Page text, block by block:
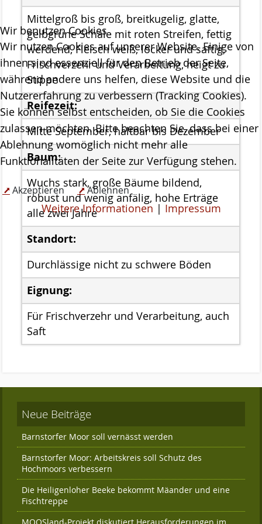
Projekte
ab 2023 MOOSland
ab 2022 PALUDIfarming
ab 2018 NRSP-CANAPE
ab 2013 DBU-Projekt
ab 2009 Ausstellung der Stiftung Naturschutz
Meldungen
Über uns
Geschäftsstelle
Die Gremien der Stiftung Naturschutz
Der Vorstand
Das Kuratorium
Der Beirat
Finanzierung
Förderverein
Links
Mittelgroß bis groß, breitkugelig, glatte,
gelbgrüne Schale mit roten Streifen, fettig
werdend, Fleisch weiß, locker und saftig,
Frischverzehr und Verarbeitung, neigt zu
Stippe
Reifezeit:
Mitte September, haltbar bis Dezember
Baum:
Wuchs stark, große Bäume bildend,
robust und wenig anfälig, hohe Erträge
alle zwei Jahre
Standort:
Durchlässige nicht zu schwere Böden
Eignung:
Für Frischverzehr und Verarbeitung, auch
Saft
Neue Beiträge
Barnstorfer Moor soll vernässt werden
Barnstorfer Moor: Arbeitskreis soll Schutz des
Hochmoors verbessern
Die Heiligenloher Beeke bekommt Mäander und eine
Fischtreppe
Wir benutzen Cookies
Wir nutzen Cookies auf unserer Website. Einige von
ihnen sind essenziell für den Betrieb der Seite,
während andere uns helfen, diese Website und die
Nutzererfahrung zu verbessern (Tracking Cookies).
Sie können selbst entscheiden, ob Sie die Cookies
zulassen möchten. Bitte beachten Sie, dass bei einer
Ablehnung womöglich nicht mehr alle
Funktionalitäten der Seite zur Verfügung stehen.
Akzeptieren Ablehnen
Weitere Informationen | Impressum